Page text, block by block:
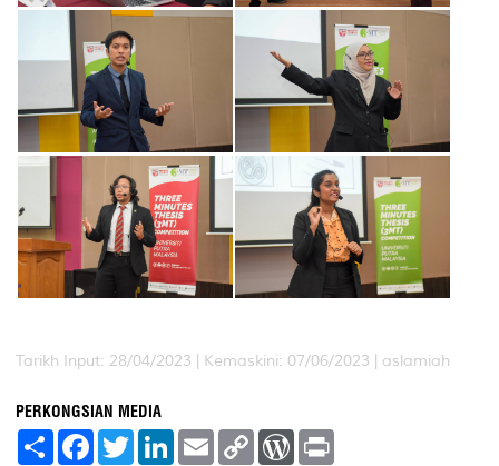
Tarikh Input: 28/04/2023 | Kemaskini: 07/06/2023 | aslamiah
PERKONGSIAN MEDIA
S
F
a
T
w
L
E
m
C
W